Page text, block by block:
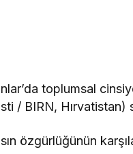
toplumsal
/ BIRN, Hırvatistan)
özgürlüğünün